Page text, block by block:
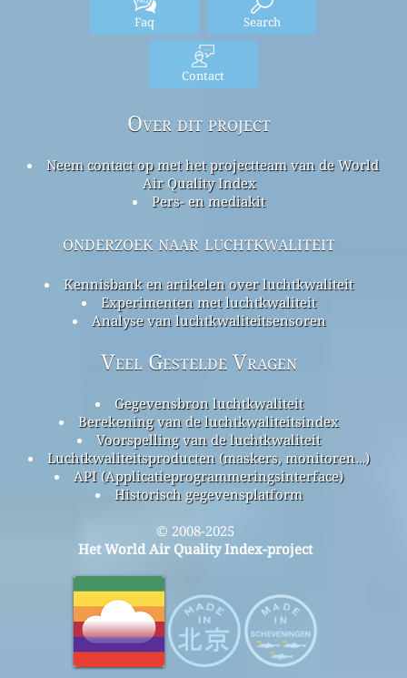
Faq Search
Contact
Over dit project
Neem contact op met het projectteam van de World
Air Quality Index
Pers- en mediakit
onderzoek naar luchtkwaliteit
Kennisbank en artikelen over luchtkwaliteit
Experimenten met luchtkwaliteit
Analyse van luchtkwaliteitsensoren
Veel Gestelde Vragen
Gegevensbron luchtkwaliteit
Berekening van de luchtkwaliteitsindex
Voorspelling van de luchtkwaliteit
Luchtkwaliteitsproducten (maskers, monitoren…)
API (Applicatieprogrammeringsinterface)
Historisch gegevensplatform
© 2008-2025
Het World Air Quality Index-project